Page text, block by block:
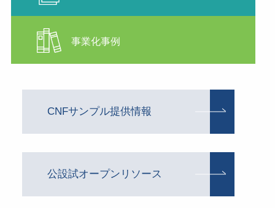
事業化事例
CNFサンプル提供情報
公設試オープンリソース